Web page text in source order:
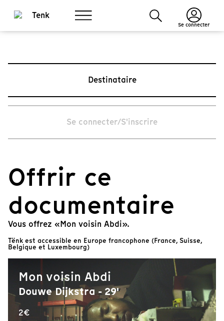
Se connecter
Destinataire
Se connecter/S'inscrire
Offrir ce
documentaire
Vous offrez «Mon voisin Abdi».
Tënk est accessible en Europe francophone (France, Suisse,
Belgique et Luxembourg)
Mon voisin Abdi
Douwe Dijkstra - 29'
2€